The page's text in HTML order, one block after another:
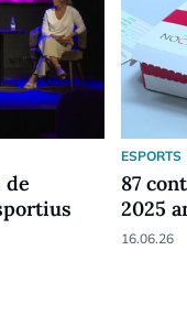
de
ESPORTS
87
2025
16.06.26